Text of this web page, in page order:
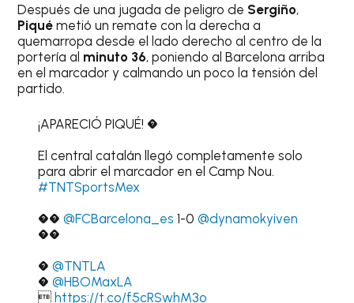
Después de una jugada de peligro de Sergiño,
Piqué metió un remate con la derecha a
quemarropa desde el lado derecho al centro de la
portería al minuto 36, poniendo al Barcelona arriba
en el marcador y calmando un poco la tensión del
partido.
¡APARECIÓ PIQUÉ! �
El central catalán llegó completamente solo
para abrir el marcador en el Camp Nou.
#TNTSportsMex
�� @FCBarcelona_es 1-0 @dynamokyiven
��
� @TNTLA
� @HBOMaxLA
 https://t.co/f5cRSwhM3o